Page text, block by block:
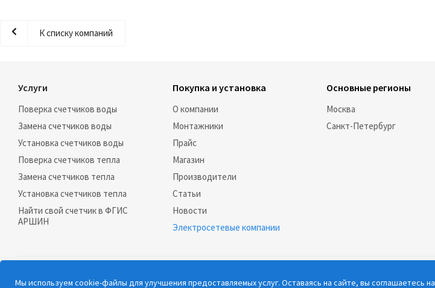
К списку компаний
Услуги
Поверка счетчиков воды
Замена счетчиков воды
Установка счетчиков воды
Поверка счетчиков тепла
Замена счетчиков тепла
Установка счетчиков тепла
Найти свой счетчик в ФГИС
АРШИН
Покупка и установка
О компании
Монтажники
Прайс
Магазин
Производители
Статьи
Новости
Электросетевые компании
Основные регионы
Москва
Санкт-Петербург
2026 © РосСчёт |Карта сайта
Мы используем cookie-файлы для улучшения предоставляемых услуг. Оставаясь на сайте, вы соглашаетесь на